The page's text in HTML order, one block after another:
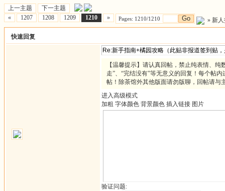
上一主题
下一主题
«
1207 1208 1209 1210 » Pages: 1210/1210 Go » 新
快速回复
【温馨提示】请认真回帖，禁止纯表情、
走”、“完结没有”等无意义的回复！每个帖
帖！除茶馆外其他版面请勿版聊，回帖请与
进入高级模式
加粗 字体颜色 背景颜色 插入链接 图片
验证问题: